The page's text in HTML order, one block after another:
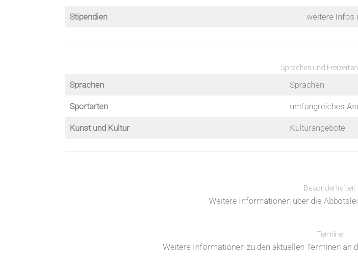
Stipendien weitere Infos
Sprachen und
Sprachen Sprachen
Sportarten umfangreiches
Kunst und Kultur Kulturangebote
Besonderheiten
Weitere Informationen über die
Termine
Weitere Informationen zu den aktuellen Terminen an